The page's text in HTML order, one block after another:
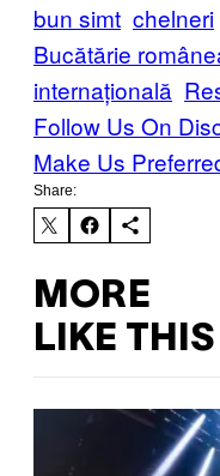
bun simt chelneri
Bucătărie
internațională
Follow Us On
Make Us
Share:
MORE
LIKE THIS